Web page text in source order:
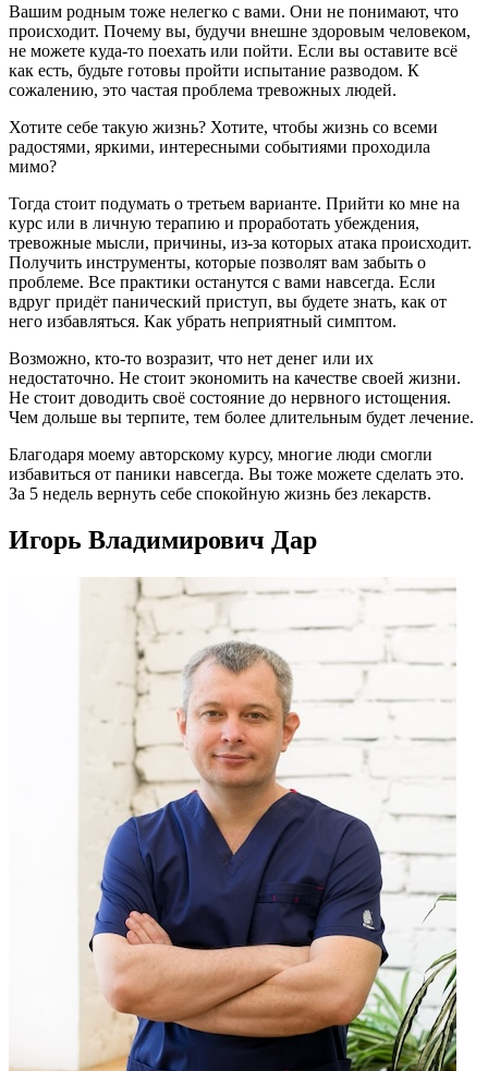
Вашим родным тоже нелегко с вами. Они не понимают, что
происходит. Почему вы, будучи внешне здоровым человеком,
не можете куда-то поехать или пойти. Если вы оставите всё
как есть, будьте готовы пройти испытание разводом. К
сожалению, это частая проблема тревожных людей.
Хотите себе такую жизнь? Хотите, чтобы жизнь со всеми
радостями, яркими, интересными событиями проходила
мимо?
Тогда стоит подумать о третьем варианте. Прийти ко мне на
курс или в личную терапию и проработать убеждения,
тревожные мысли, причины, из-за которых атака происходит.
Получить инструменты, которые позволят вам забыть о
проблеме. Все практики останутся с вами навсегда. Если
вдруг придёт панический приступ, вы будете знать, как от
него избавляться. Как убрать неприятный симптом.
Возможно, кто-то возразит, что нет денег или их
недостаточно. Не стоит экономить на качестве своей жизни.
Не стоит доводить своё состояние до нервного истощения.
Чем дольше вы терпите, тем более длительным будет лечение.
Благодаря моему авторскому курсу, многие люди смогли
избавиться от паники навсегда. Вы тоже можете сделать это.
За 5 недель вернуть себе спокойную жизнь без лекарств.
Игорь Владимирович Дар